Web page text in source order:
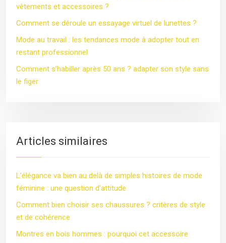
vêtements et accessoires ?
Comment se déroule un essayage virtuel de lunettes ?
Mode au travail : les tendances mode à adopter tout en
restant professionnel
Comment s’habiller après 50 ans ? adapter son style sans
le figer
Articles similaires
L’élégance va bien au delà de simples histoires de mode
féminine : une question d’attitude
Comment bien choisir ses chaussures ? critères de style
et de cohérence
Montres en bois hommes : pourquoi cet accessoire